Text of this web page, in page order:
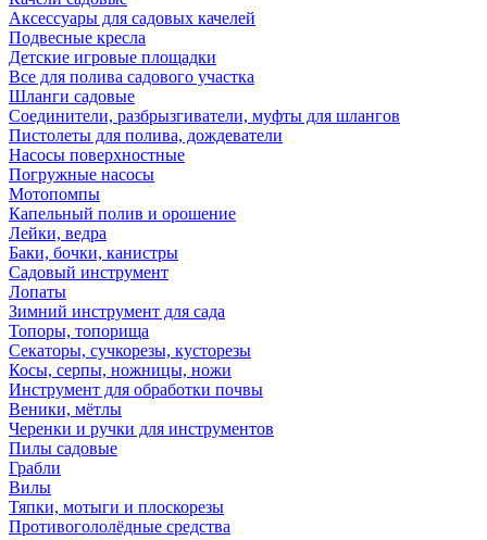
Аксессуары для садовых качелей
Подвесные кресла
Детские игровые площадки
Все для полива садового участка
Шланги садовые
Соединители, разбрызгиватели, муфты для шлангов
Пистолеты для полива, дождеватели
Насосы поверхностные
Погружные насосы
Мотопомпы
Капельный полив и орошение
Лейки, ведра
Баки, бочки, канистры
Садовый инструмент
Лопаты
Зимний инструмент для сада
Топоры, топорища
Секаторы, сучкорезы, кусторезы
Косы, серпы, ножницы, ножи
Инструмент для обработки почвы
Веники, мётлы
Черенки и ручки для инструментов
Пилы садовые
Грабли
Вилы
Тяпки, мотыги и плоскорезы
Противогололёдные средства